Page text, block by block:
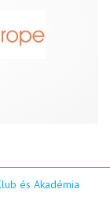
és Akadémia